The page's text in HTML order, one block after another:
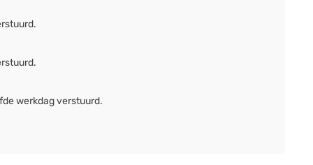
werkdag verstuurd.